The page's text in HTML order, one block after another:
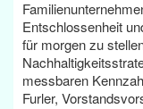
Entschlossenheit
für morgen zu
messbaren
Furler,